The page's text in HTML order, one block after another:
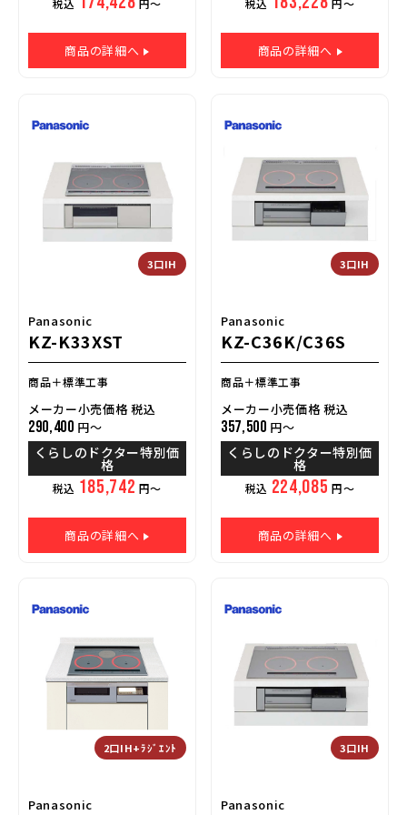
税込 円～
商品の詳細へ
税込 円～
商品の詳細へ
3口IH
Panasonic
KZ-K33XST
商品＋標準工事
メーカー小売価格 税込
290,400 円～
くらしのドクター特別価
格
税込 185,742 円～
商品の詳細へ
3口IH
Panasonic
KZ-C36K/C36S
商品＋標準工事
メーカー小売価格 税込
357,500 円～
くらしのドクター特別価
格
税込 224,085 円～
商品の詳細へ
2口IH+ﾗｼﾞｴﾝﾄ
Panasonic
3口IH
Panasonic